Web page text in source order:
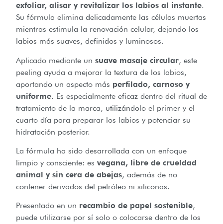
exfoliar, alisar y revitalizar los labios al instante.
Su fórmula elimina delicadamente las células muertas
mientras estimula la renovación celular, dejando los
labios más suaves, definidos y luminosos.
Aplicado mediante un suave masaje circular, este
peeling ayuda a mejorar la textura de los labios,
aportando un aspecto más perfilado, carnoso y
uniforme. Es especialmente eficaz dentro del ritual de
tratamiento de la marca, utilizándolo el primer y el
cuarto día para preparar los labios y potenciar su
hidratación posterior.
La fórmula ha sido desarrollada con un enfoque
limpio y consciente: es vegana, libre de crueldad
animal y sin cera de abejas, además de no
contener derivados del petróleo ni siliconas.
Presentado en un recambio de papel sostenible,
puede utilizarse por sí solo o colocarse dentro de los